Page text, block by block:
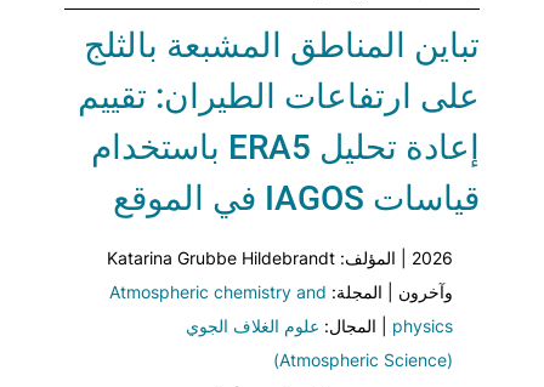
تباين المناطق المشبعة بالثلج
على ارتفاعات الطيران: تقييم
إعادة تحليل ERA5 باستخدام
قياسات IAGOS في الموقع
2026 | المؤلف: Katarina Grubbe Hildebrandt
وآخرون | المجلة: Atmospheric chemistry and
physics | المجال: علوم الغلاف الجوي
(Atmospheric Science)